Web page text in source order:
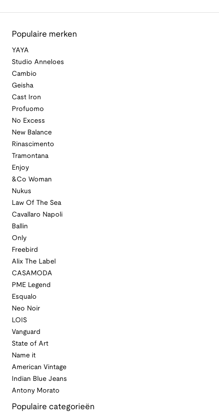
Populaire merken
YAYA
Studio Anneloes
Cambio
Geisha
Cast Iron
Profuomo
No Excess
New Balance
Rinascimento
Tramontana
Enjoy
&Co Woman
Nukus
Law Of The Sea
Cavallaro Napoli
Ballin
Only
Freebird
Alix The Label
CASAMODA
PME Legend
Esqualo
Neo Noir
LOIS
Vanguard
State of Art
Name it
American Vintage
Indian Blue Jeans
Antony Morato
Populaire categorieën